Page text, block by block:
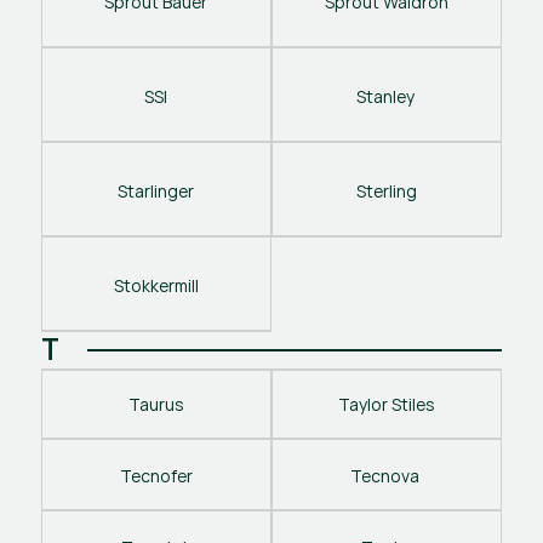
SSI Stanley
Starlinger Sterling
Stokkermill
T
Taurus Taylor Stiles
Tecnofer Tecnova